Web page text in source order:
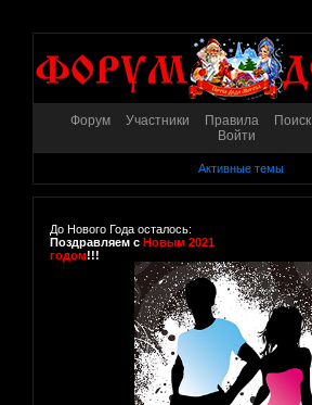
Форум Участники Правила Поиск
Войти
Активные темы
До Нового Года осталось:
Поздравляем с Новым 2021
годом!!!